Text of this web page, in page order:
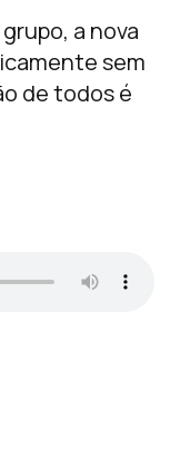
a nova
sem
de todos é